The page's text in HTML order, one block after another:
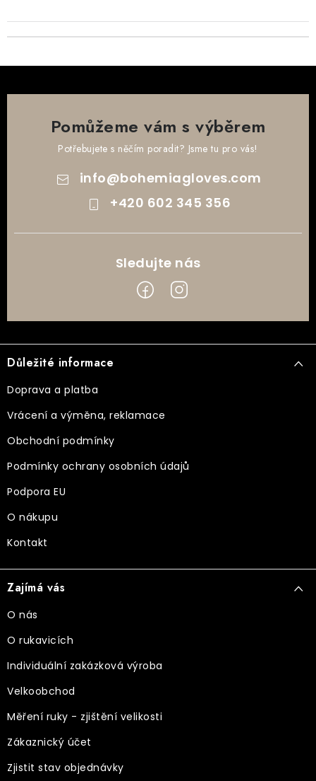
Pomůžeme vám s výběrem
Potřebujete s něčím poradit? Jsme tu pro vás!
info@bohemiagloves.com
+420 602 345 356
á
p
a
Důležité informace
Doprava a platba
Vrácení a výměna, reklamace
Obchodní podmínky
Podmínky ochrany osobních údajů
Podpora EU
O nákupu
Kontakt
Zajímá vás
O nás
O rukavicích
Individuální zakázková výroba
Velkoobchod
Měření ruky - zjištění velikosti
Zákaznický účet
Zjistit stav objednávky